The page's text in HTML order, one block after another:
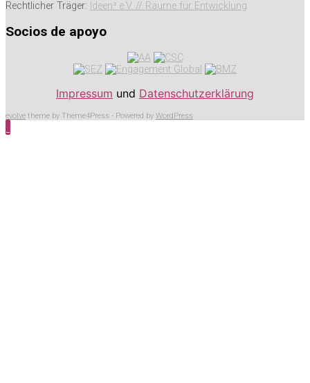
Rechtlicher Träger: Ideen³ e.V. // Räume für Entwicklung
Socios de apoyo
Impressum und Datenschutzerklärung
evolve theme by Theme4Press - Powered by WordPress